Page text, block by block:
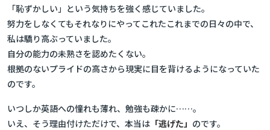
「恥ずかしい」という気持ちを強く感じていました。
努力をしなくてもそれなりにやってこれたこれまでの日々の中で、
私は驕り高ぶっていました。
自分の能力の未熟さを認めたくない。
根拠のないプライドの高さから現実に目を背けるようになっていた
のです。
いつしか英語への憧れも薄れ、勉強も疎かに……。
いえ、そう理由付けただけで、本当は 「逃げた」 のです。